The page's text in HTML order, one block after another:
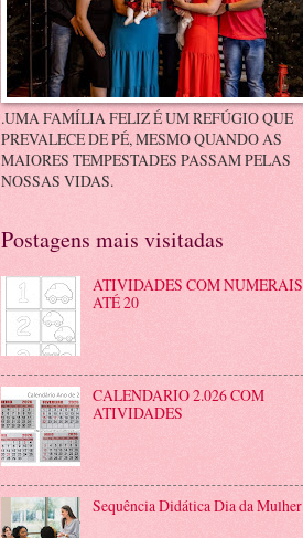
.UMA FAMÍLIA FELIZ É UM REFÚGIO QUE
PREVALECE DE PÉ, MESMO QUANDO AS
MAIORES TEMPESTADES PASSAM PELAS
NOSSAS VIDAS.
Postagens mais visitadas
ATIVIDADES COM NUMERAIS
ATÉ 20
CALENDARIO 2.026 COM
ATIVIDADES
Sequência Didática Dia da Mulher